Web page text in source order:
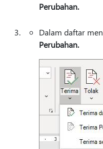
Perubahan.
Dalam daftar
Perubahan.